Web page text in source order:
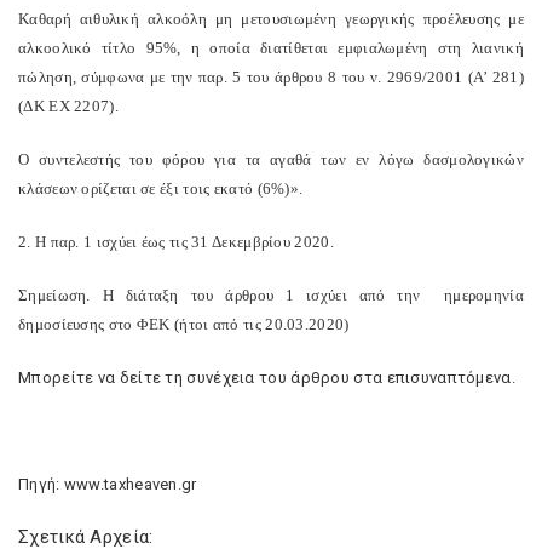
Καθαρή αιθυλική αλκοόλη μη μετουσιωμένη γεωργικής προέλευσης με
αλκοολικό τίτλο 95%, η οποία διατίθεται εμφιαλωμένη στη λιανική
πώληση, σύμφωνα με την παρ. 5 του άρθρου 8 του ν. 2969/2001 (Α’ 281)
(ΔΚ ΕΧ 2207).
Ο συντελεστής του φόρου για τα αγαθά των εν λόγω δασμολογικών
κλάσεων ορίζεται σε έξι τοις εκατό (6%)».
2. Η παρ. 1 ισχύει έως τις 31 Δεκεμβρίου 2020.
Σημείωση. Η διάταξη του άρθρου 1 ισχύει από την
ημερομηνία
δημοσίευσης στο ΦΕΚ (ήτοι από τις 20.03.2020)
Μπορείτε να δείτε τη συνέχεια του άρθρου στα επισυναπτόμενα.
Πηγή: www.taxheaven.gr
Σχετικά Αρχεία: